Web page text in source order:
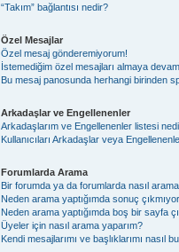
“Takım” bağlantısı nedir?
Özel Mesajlar
Özel mesaj gönderemiyorum!
İstemediğim özel mesajları almaya
Bu mesaj panosunda herhangi birinden
Arkadaşlar ve Engellenenler
Arkadaşlarım ve Engellenenler listesi
Kullanıcıları Arkadaşlar veya
Forumlarda Arama
Bir forumda ya da forumlarda nasıl
Neden arama yaptığımda sonuç
Neden arama yaptığımda boş bir sayfa
Üyeler için nasıl arama yaparım?
Kendi mesajlarımı ve başlıklarımı nasıl